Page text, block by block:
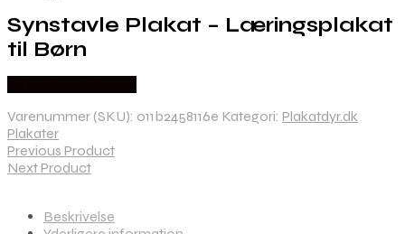
Synstavle Plakat – Læringsplakat
til Børn
Varenummer (SKU): 011b2458116e Kategori: Plakatdyr.dk
Plakater
Previous Product
Next Product
Beskrivelse